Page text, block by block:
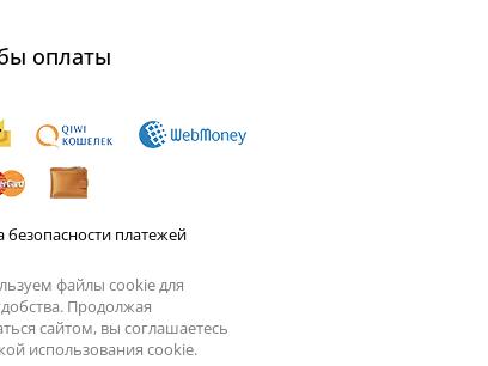
оплаты
безопасности платежей
файлы cookie для
Продолжая
сайтом, вы соглашаетесь
использования cookie.